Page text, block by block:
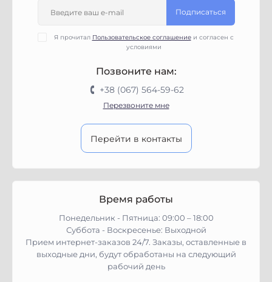
Подписаться
Я прочитал Пользовательское соглашениеи согласен с
условиями
Позвоните нам:
+38 (067) 564-59-62
Перезвоните мне
Перейти в контакты
Время работы
Понедельник - Пятница: 09:00 – 18:00
Суббота - Воскресенье: Выходной
Прием интернет-заказов 24/7. Заказы, оставленные в
выходные дни, будут обработаны на следующий
рабочий день